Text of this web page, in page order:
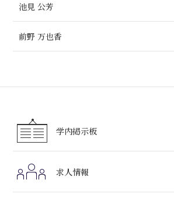
池見 公芳
前野 万也香
学内掲示板
求人情報